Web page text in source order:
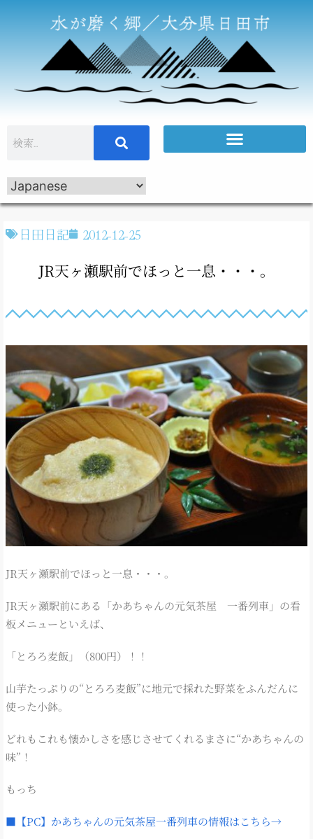
日田日記 2012-12-25
JR天ヶ瀬駅前でほっと一息・・・。
JR天ヶ瀬駅前でほっと一息・・・。
JR天ヶ瀬駅前にある「かあちゃんの元気茶屋 一番列車」の看
板メニューといえば、
「とろろ麦飯」（800円）！！
山芋たっぷりの“とろろ麦飯”に地元で採れた野菜をふんだんに
使った小鉢。
どれもこれも懐かしさを感じさせてくれるまさに“かあちゃんの
味”！
もっち
■【PC】かあちゃんの元気茶屋一番列車の情報はこちら→